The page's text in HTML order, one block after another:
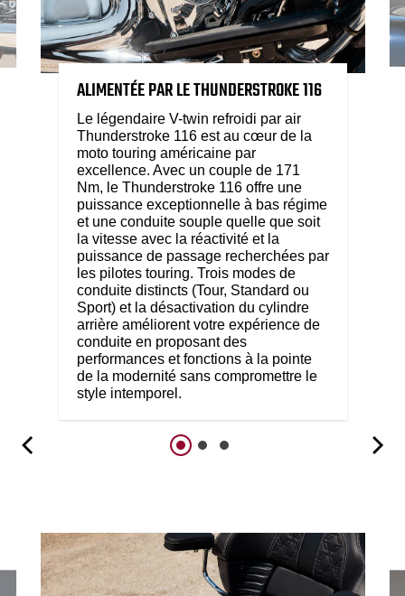
ALIMENTÉE PAR LE THUNDERSTROKE 116
Le légendaire V-twin refroidi par air
Thunderstroke 116 est au cœur de la
moto touring américaine par
excellence. Avec un couple de 171
Nm, le Thunderstroke 116 offre une
puissance exceptionnelle à bas régime
et une conduite souple quelle que soit
la vitesse avec la réactivité et la
puissance de passage recherchées par
les pilotes touring. Trois modes de
conduite distincts (Tour, Standard ou
Sport) et la désactivation du cylindre
arrière améliorent votre expérience de
conduite en proposant des
performances et fonctions à la pointe
de la modernité sans compromettre le
style intemporel.